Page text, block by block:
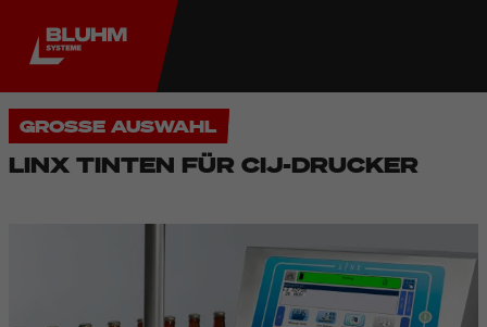
GROSSE AUSWAHL
LINX TINTEN FÜR CIJ-DRUCKER